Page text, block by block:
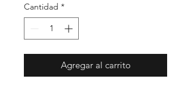
Cantidad *
Agregar al carrito